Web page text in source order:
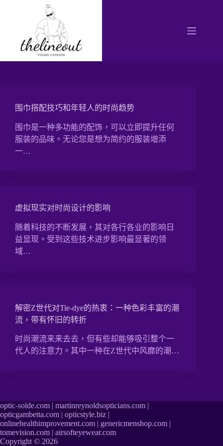
围巾搭配技巧和年轻人的时尚趋势
围巾是一种多功能的配饰，可以立即提升任何
服装的品味。无论您是想为简约的服装增添
一…
虚拟现实对时尚设计的影响
随着科技的不断发展，其对各行各业的影响日
益显现。受到这些技术进步影响最显著的领
域…
解密Z世代对Tie-dye的热衷：一种色彩丰富的潮
流，带有怀旧的转折
时尚潮流来来去去，但有些却能够吸引整个一
代人的注意力。其中一种在Z世代中风靡的潮…
optic-solde.com | martinreynoldsopticians.com |
opticgambetta.com | opticstyle.biz |
onlinehealthimprovement.com | genericmenshop.com |
tomevision.com | airsofteyewear.com
Copyright © 2026